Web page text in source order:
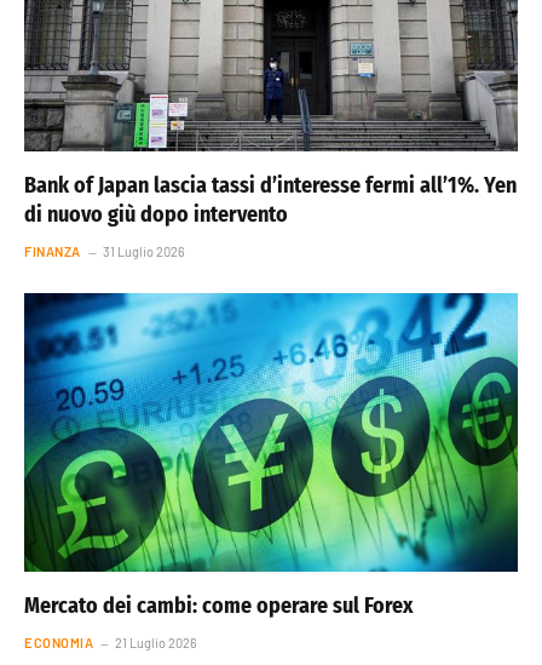
Bank of Japan lascia tassi d’interesse fermi all’1%. Yen
di nuovo giù dopo intervento
FINANZA 31 Luglio 2026
Mercato dei cambi: come operare sul Forex
ECONOMIA 21 Luglio 2026